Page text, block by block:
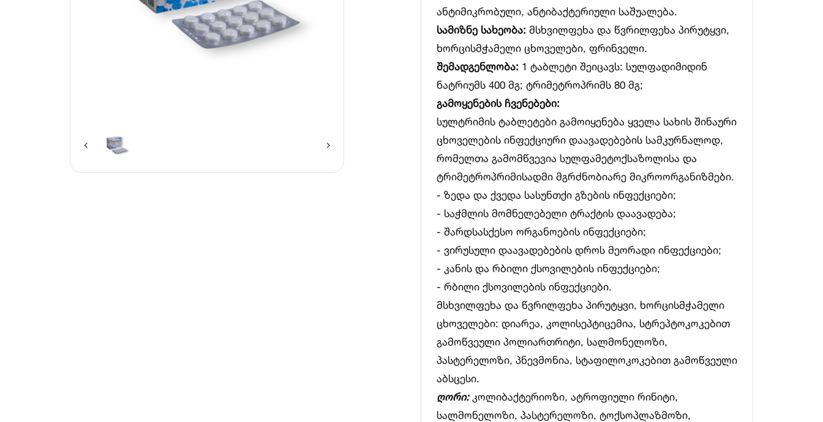
ანტიმიკრობული, ანტიბაქტერიული საშუალება.
სამიზნე სახეობა: მსხვილფეხა და წვრილფეხა პირუტყვი,
ხორცისმჭამელი ცხოველები, ფრინველი.
შემადგენლობა: 1 ტაბლეტი შეიცავს: სულფადიმიდინ
ნატრიუმს 400 მგ; ტრიმეტროპრიმს 80 მგ;
გამოყენების ჩვენებები:
სულტრიმის ტაბლეტები გამოიყენება ყველა სახის შინაური
ცხოველების ინფექციური დაავადებების სამკურნალოდ,
რომელთა გამომწვევია სულფამეტოქსაზოლისა და
ტრიმეტროპრიმისადმი მგრძნობიარე მიკროორგანიზმები.
- ზედა და ქვედა სასუნთქი გზების ინფექციები;
- საჭმლის მომნელებელი ტრაქტის დაავადება;
- შარდსასქესო ორგანოების ინფექციები;
- ვირუსული დაავადებების დროს მეორადი ინფექციები;
- კანის და რბილი ქსოვილების ინფექციები;
- რბილი ქსოვილების ინფექციები.
მსხვილფეხა და წვრილფეხა პირუტყვი, ხორცისმჭამელი
ცხოველები: დიარეა, კოლისეპტიცემია, სტრეპტოკოკებით
გამოწვეული პოლიართრიტი, სალმონელოზი,
პასტერელოზი, პნევმონია, სტაფილოკოკებით გამოწვეული
აბსცესი.
ღორი:კოლიბაქტერიოზი, ატროფიული რინიტი,
სალმონელოზი, პასტერელოზი, ტოქსოპლაზმოზი,